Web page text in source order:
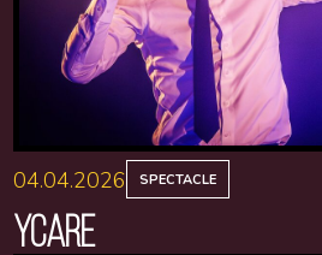
04.04.2026 SPECTACLE
YCARE